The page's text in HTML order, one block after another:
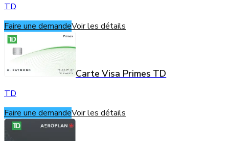
TD
Faire une demandeVoir les détails
Carte Visa Primes TD
TD
Faire une demandeVoir les détails